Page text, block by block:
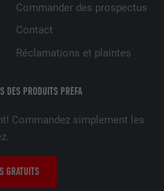
DES PRODUITS PREFA
Commandez simplement les
GRATUITS
Commander des prospectus
Contact
Réclamations et plaintes
pour suivre l'utilisateur sur
sites Internet afin d'afficher de